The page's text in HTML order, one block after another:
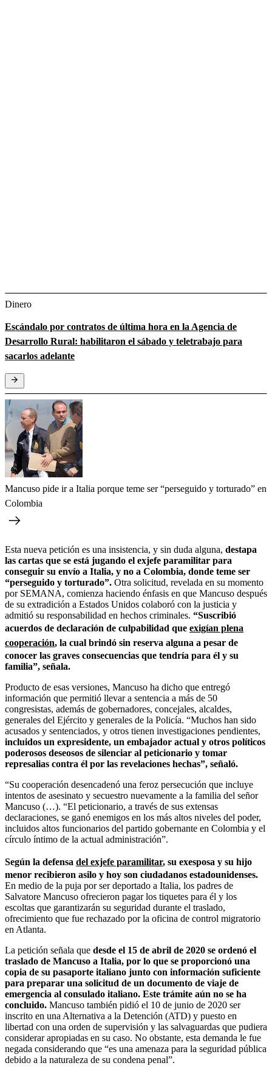
Dinero
Escándalo por contratos de última hora en la Agencia de
Desarrollo Rural: habilitaron el sábado y teletrabajo para
sacarlos adelante
Mancuso pide ir a Italia porque teme ser “perseguido y torturado” en
Colombia
Esta nueva petición es una insistencia, y sin duda alguna, destapa
las cartas que se está jugando el exjefe paramilitar para
conseguir su envío a Italia, y no a Colombia, donde teme ser
“perseguido y torturado”. Otra solicitud, revelada en su momento
por SEMANA, comienza haciendo énfasis en que Mancuso después
de su extradición a Estados Unidos colaboró con la justicia y
admitió su responsabilidad en hechos criminales. “Suscribió
acuerdos de declaración de culpabilidad que exigían plena
cooperación, la cual brindó sin reserva alguna a pesar de
conocer las graves consecuencias que tendría para él y su
familia”, señala.
Producto de esas versiones, Mancuso ha dicho que entregó
información que permitió llevar a sentencia a más de 50
congresistas, además de gobernadores, concejales, alcaldes,
generales del Ejército y generales de la Policía. “Muchos han sido
acusados y sentenciados, y otros tienen investigaciones pendientes,
incluidos un expresidente, un embajador actual y otros políticos
poderosos deseosos de silenciar al peticionario y tomar
represalias contra él por las revelaciones hechas”, señaló.
“Su cooperación desencadenó una feroz persecución que incluye
intentos de asesinato y secuestro nuevamente a la familia del señor
Mancuso (…). “El peticionario, a través de sus extensas
declaraciones, se ganó enemigos en los más altos niveles del poder,
incluidos altos funcionarios del partido gobernante en Colombia y el
círculo íntimo de la actual administración”.
Según la defensa del exjefe paramilitar, su exesposa y su hijo
menor recibieron asilo y hoy son ciudadanos estadounidenses.
En medio de la puja por ser deportado a Italia, los padres de
Salvatore Mancuso ofrecieron pagar los tiquetes para él y los
escoltas que garantizarán su seguridad durante el traslado,
ofrecimiento que fue rechazado por la oficina de control migratorio
en Atlanta.
La petición señala que desde el 15 de abril de 2020 se ordenó el
traslado de Mancuso a Italia, por lo que se proporcionó una
copia de su pasaporte italiano junto con información suficiente
para preparar una solicitud de un documento de viaje de
emergencia al consulado italiano. Este trámite aún no se ha
concluido. Mancuso también pidió el 10 de junio de 2020 ser
inscrito en una Alternativa a la Detención (ATD) y puesto en
libertad con una orden de supervisión y las salvaguardas que pudiera
considerar apropiadas en su caso. No obstante, esta demanda le fue
negada considerando que “es una amenaza para la seguridad pública
debido a la naturaleza de su condena penal”.